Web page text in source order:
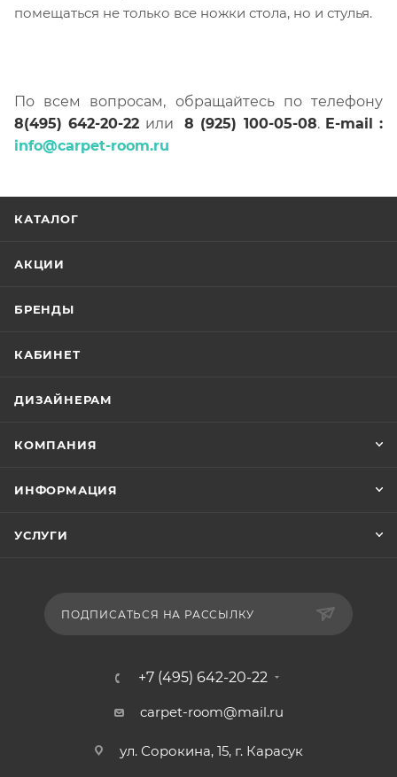
помещаться не только все ножки стола, но и стулья.
По всем вопросам, обращайтесь по телефону
8(495) 642-20-22 или 8 (925) 100-05-08. E-mail :
info@carpet-room.ru
КАТАЛОГ
АКЦИИ
БРЕНДЫ
КАБИНЕТ
ДИЗАЙНЕРАМ
КОМПАНИЯ
ИНФОРМАЦИЯ
УСЛУГИ
ПОДПИСАТЬСЯ НА РАССЫЛКУ
+7 (495) 642-20-22
carpet-room@mail.ru
ул. Сорокина, 15, г. Карасук